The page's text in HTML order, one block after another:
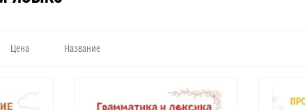
Цена Название